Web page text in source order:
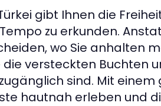
gibt Ihnen die
zu erkunden.
wo Sie anhalten
die versteckten Buchten
sind. Mit
hautnah erleben und